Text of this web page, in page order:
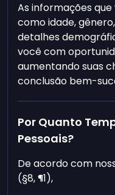
As informações
como idade,
detalhes
você com
aumentando suas
conclusão bem-
Por Quanto
Pessoais?
De acordo com
(§8, ¶1),